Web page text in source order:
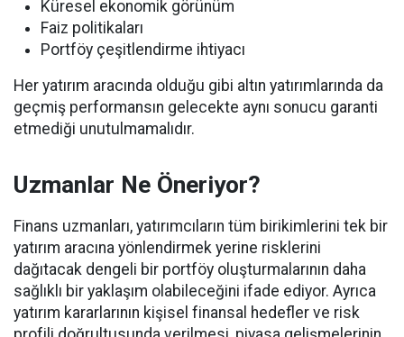
Küresel ekonomik görünüm
Faiz politikaları
Portföy çeşitlendirme ihtiyacı
Her yatırım aracında olduğu gibi altın yatırımlarında da
geçmiş performansın gelecekte aynı sonucu garanti
etmediği unutulmamalıdır.
Uzmanlar Ne Öneriyor?
Finans uzmanları, yatırımcıların tüm birikimlerini tek bir
yatırım aracına yönlendirmek yerine risklerini
dağıtacak dengeli bir portföy oluşturmalarının daha
sağlıklı bir yaklaşım olabileceğini ifade ediyor. Ayrıca
yatırım kararlarının kişisel finansal hedefler ve risk